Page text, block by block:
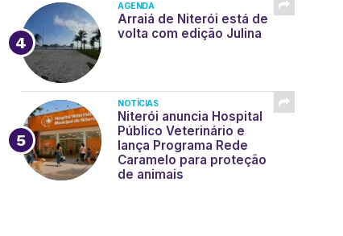
AGENDA
Arraiá de Niterói está de
volta com edição Julina
NOTÍCIAS
Niterói anuncia Hospital
Público Veterinário e
lança Programa Rede
Caramelo para proteção
de animais